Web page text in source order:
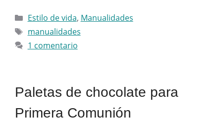
Categorías
Estilo de vida, Manualidades
Etiquetas
manualidades
1 comentario
Paletas de chocolate para
Primera Comunión